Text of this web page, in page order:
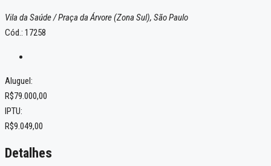
Vila da Saúde / Praça da Árvore (Zona Sul), São Paulo
Cód.: 17258
Aluguel:
R$79.000,00
IPTU:
R$9.049,00
Detalhes